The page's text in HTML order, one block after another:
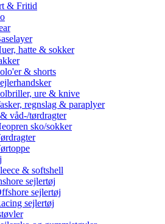
& Fritid
hatte & sokker
& shorts
ure & knive
regnslag & paraplyer
våd-/tørdragter
sko/sokker
& softshell
sejlertøj
sejlertøj
sejlertøj